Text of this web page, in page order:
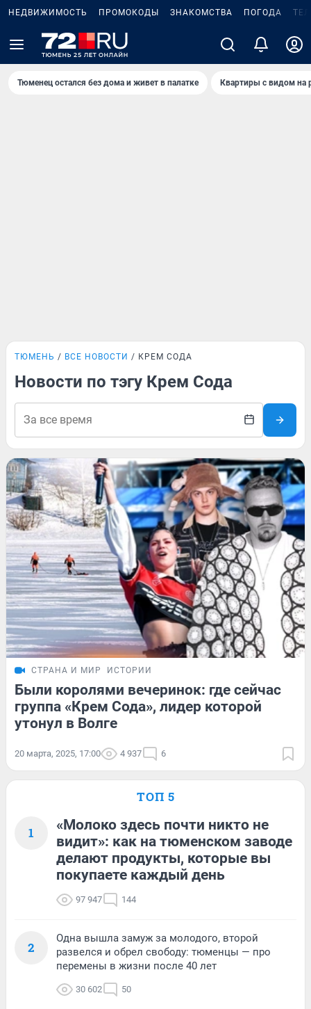
НЕДВИЖИМОСТЬ ПРОМОКОДЫ ЗНАКОМСТВА ПОГОДА
Тюменец остался без дома и живет в палатке Квартиры с видом на
ТЮМЕНЬ ВСЕ НОВОСТИ КРЕМ СОДА
Новости по тэгу Крем Сода
СТРАНА И МИР ИСТОРИИ
Были королями вечеринок: где сейчас
группа «Крем Сода», лидер которой
утонул в Волге
20 марта, 2025, 17:00 4 937 6
ТОП 5
1
«Молоко здесь почти никто не
видит»: как на тюменском заводе
делают продукты, которые вы
покупаете каждый день
97 947 144
2
Одна вышла замуж за молодого, второй
развелся и обрел свободу: тюменцы — про
перемены в жизни после 40 лет
30 602 50